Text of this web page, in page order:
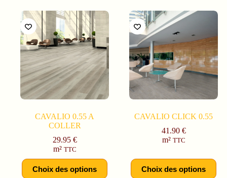
CAVALIO 0.55 A
COLLER
29.95 €
m² TTC
Choix des options
CAVALIO CLICK 0.55
41.90 €
m² TTC
Choix des options